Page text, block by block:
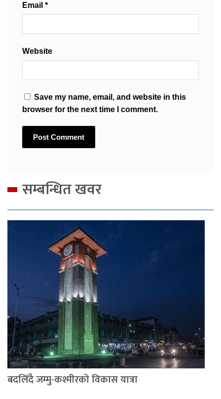
Email *
Website
Save my name, email, and website in this
browser for the next time I comment.
सम्बन्धित खवर
बदलिँदै जम्मु-कश्मीरको विकास यात्रा